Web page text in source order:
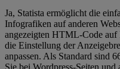
Ja, Statista ermöglicht die
Infografiken auf anderen
angezeigten HTML-Code auf
die Einstellung der
anpassen. Als Standard sind